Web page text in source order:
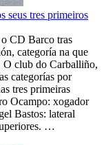
seus tres primeiros
CD Barco tras
categoría na que
O club do Carballiño,
categorías por
tres primeiras
Ocampo: xogador
Bastos: lateral
…